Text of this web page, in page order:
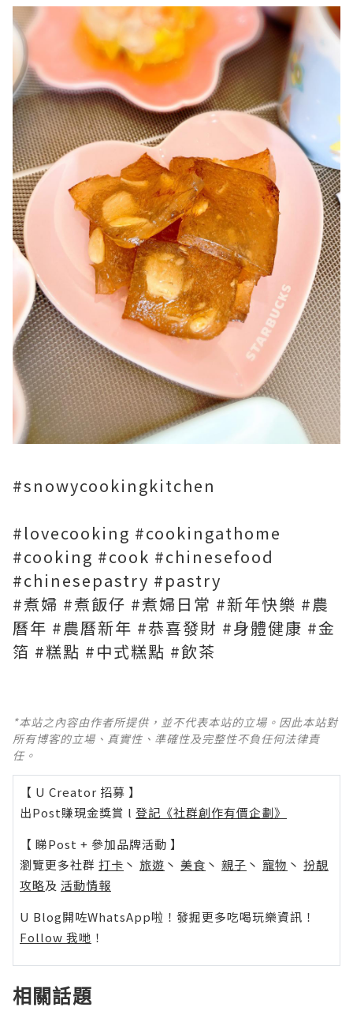
#snowycookingkitchen
#lovecooking #cookingathome
#cooking #cook #chinesefood
#chinesepastry #pastry
#煮婦 #煮飯仔 #煮婦日常 #新年快樂 #農
曆年 #農曆新年 #恭喜發財 #身體健康 #金
箔 #糕點 #中式糕點 #飲茶
*本站之內容由作者所提供，並不代表本站的立場。因此本站對
所有博客的立場、真實性、準確性及完整性不負任何法律責
任。
【 U Creator 招募 】
出Post賺現金獎賞 l 登記《社群創作有價企劃》
【 睇Post + 參加品牌活動 】
瀏覽更多社群 打卡 丶 旅遊 丶 美食 丶 親子 丶 寵物 丶 扮靚
攻略及 活動情報
U Blog開咗WhatsApp啦！發掘更多吃喝玩樂資訊！
Follow 我哋 ！
相關話題